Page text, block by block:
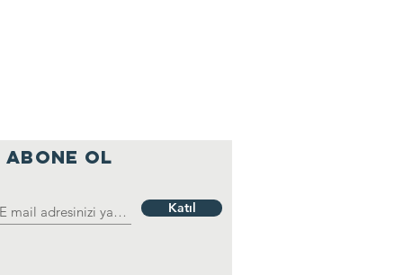
ABONE OL
Katıl